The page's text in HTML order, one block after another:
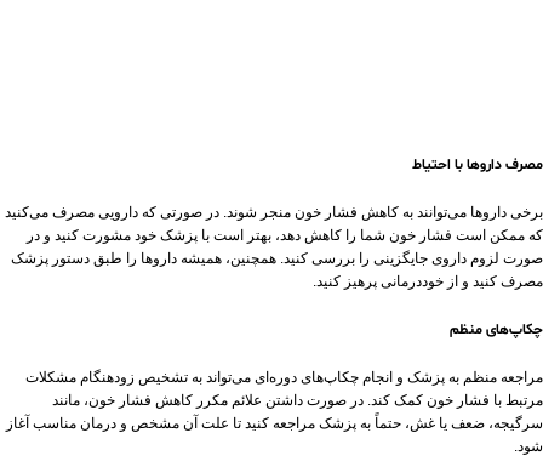
مصرف داروها با احتیاط
برخی داروها می‌توانند به کاهش فشار خون منجر شوند. در صورتی که دارویی مصرف می‌کنید
که ممکن است فشار خون شما را کاهش دهد، بهتر است با پزشک خود مشورت کنید و در
صورت لزوم داروی جایگزینی را بررسی کنید. همچنین، همیشه داروها را طبق دستور پزشک
مصرف کنید و از خوددرمانی پرهیز کنید.
چکاپ‌های منظم
مراجعه منظم به پزشک و انجام چکاپ‌های دوره‌ای می‌تواند به تشخیص زودهنگام مشکلات
مرتبط با فشار خون کمک کند. در صورت داشتن علائم مکرر کاهش فشار خون، مانند
سرگیجه، ضعف یا غش، حتماً به پزشک مراجعه کنید تا علت آن مشخص و درمان مناسب آغاز
شود.